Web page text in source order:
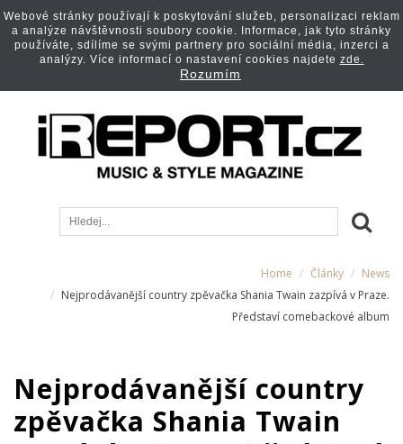
Home Články
News
Nejprodávanější country zpěvačka Shania Twain zazpívá v Praze.
Představí comebackové album
Nejprodávanější country
zpěvačka Shania Twain
Webové stránky používají k poskytování služeb, personalizaci reklam
a analýze návštěvnosti soubory cookie. Informace, jak tyto stránky
používáte, sdílíme se svými partnery pro sociální média, inzerci a
analýzy. Více informací o nastavení cookies najdete zde.
Rozumím